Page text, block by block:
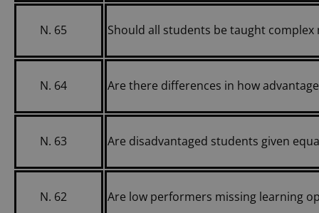
N. 65 Should all students be taught complex
N. 64 Are there differences in how
N. 63 Are disadvantaged students given
N. 62 Are low performers missing learning